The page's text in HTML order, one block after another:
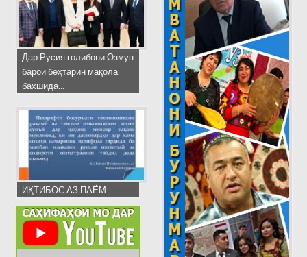
Дар Русия ғолибони Озмун
барои беҳтарин мақола
бахшида...
ИҚТИБОС АЗ ПАЁМ